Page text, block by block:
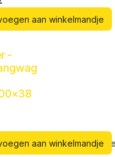
aan winkelmandje
verlanglijstToevoegen aan
-
aan winkelmandje